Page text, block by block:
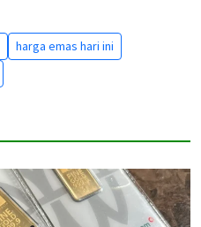
harga emas hari ini